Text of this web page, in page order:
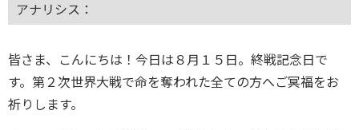
アナリシス：
皆さま、こんにちは！今日は８月１５日。終戦記念日で
す。第２次世界大戦で命を奪われた全ての方へご冥福をお
祈りします。